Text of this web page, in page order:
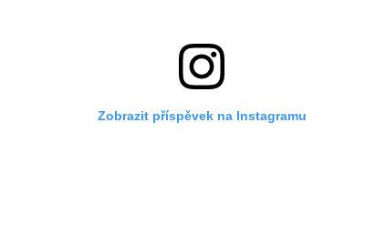
Zobrazit příspěvek na Instagramu